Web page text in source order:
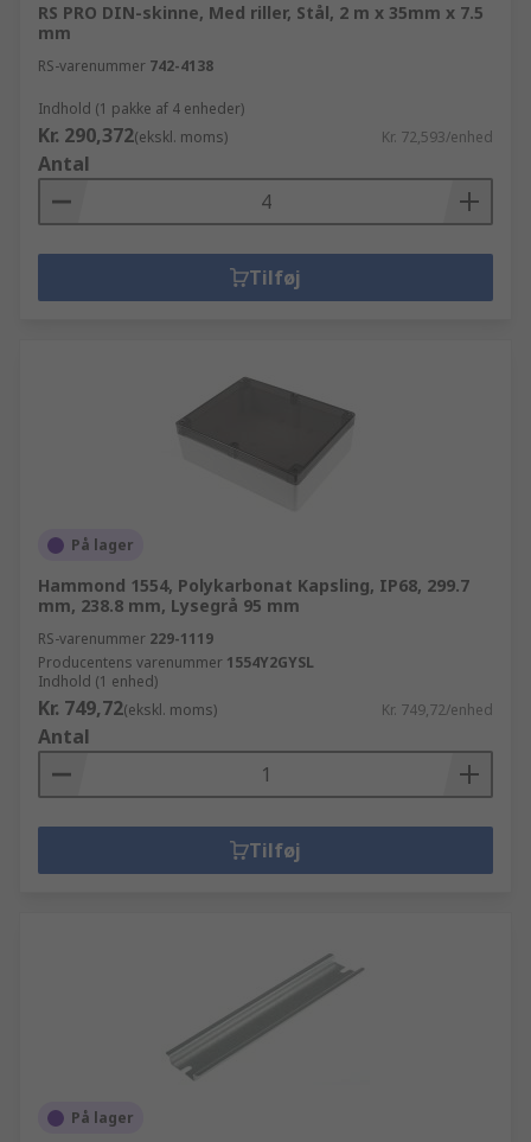
RS PRO DIN-skinne, Med riller, Stål, 2 m x 35mm x 7.5
mm
RS-varenummer 742-4138
Indhold (1 pakke af 4 enheder)
Kr. 290,372(ekskl. moms) Kr. 72,593/enhed
Antal
Tilføj
På lager
Hammond 1554, Polykarbonat Kapsling, IP68, 299.7
mm, 238.8 mm, Lysegrå 95 mm
RS-varenummer 229-1119
Producentens varenummer 1554Y2GYSL
Indhold (1 enhed)
Kr. 749,72(ekskl. moms) Kr. 749,72/enhed
Antal
Tilføj
På lager